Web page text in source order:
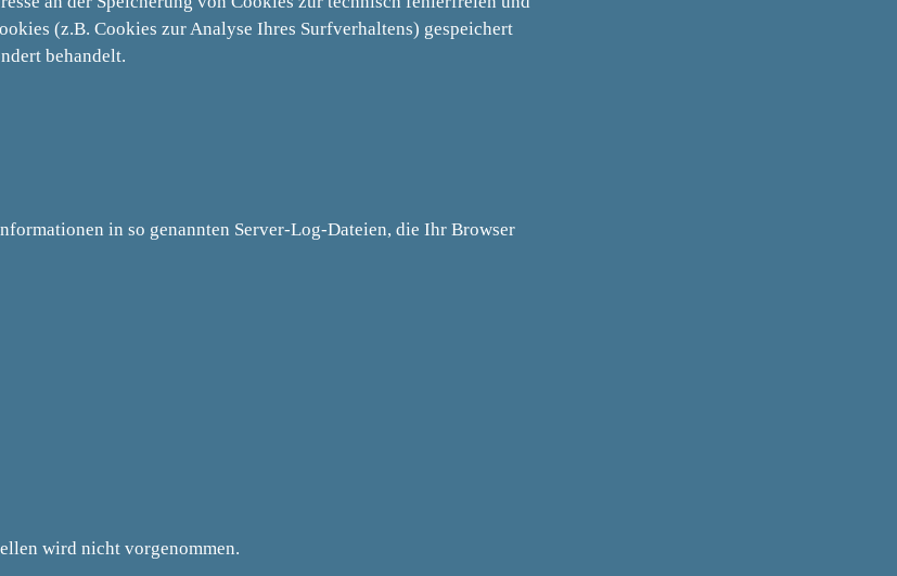
(z.B. Cookies zur Analyse Ihres Surfverhaltens) gespeichert
behandelt.
in so genannten Server-Log-Dateien, die Ihr Browser
wird nicht vorgenommen.